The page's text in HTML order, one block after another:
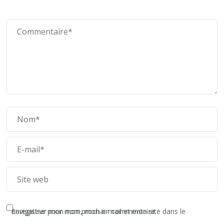
Enregistrer mon nom, mon e-mail et mon site dans le navigateur pour mon prochain commentaire.